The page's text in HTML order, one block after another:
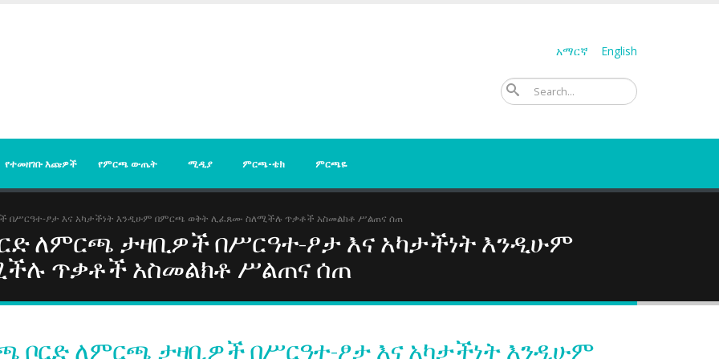
አማርኛ English
የተመዘገቡ እጩዎች የምርጫ ውጤት ሚዲያ ምርጫ-ቴክ ምርጫዬ
ፆታ እና አካታችነት እንዲሁም በምርጫ ወቅት ሊፈጸሙ ስለሚችሉ ጥቃቶች አስመልክቶ ሥልጠና ሰጠ
ለምርጫ ታዛቢዎች በሥርዓተ-ፆታ እና አካታችነት እንዲሁም
ጥቃቶች አስመልክቶ ሥልጠና ሰጠ
ለምርጫ ታዛቢዎች በሥርዓተ-ፆታ እና አካታችነት እንዲሁም